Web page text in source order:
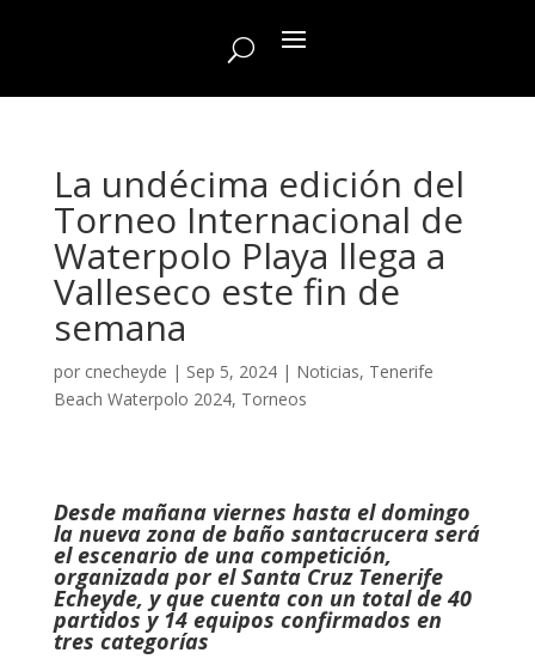
La undécima edición del
Torneo Internacional de
Waterpolo Playa llega a
Valleseco este fin de
semana
por cnecheyde | Sep 5, 2024| Noticias, Tenerife
Beach Waterpolo 2024, Torneos
Desde mañana viernes hasta el domingo
la nueva zona de baño santacrucera será
el escenario de una competición,
organizada por el Santa Cruz Tenerife
Echeyde, y que cuenta con un total de 40
partidos y 14 equipos confirmados en
tres categorías